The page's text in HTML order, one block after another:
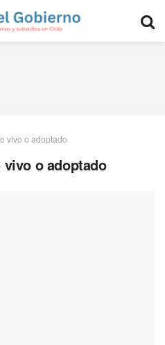
vivo o adoptado
o adoptado